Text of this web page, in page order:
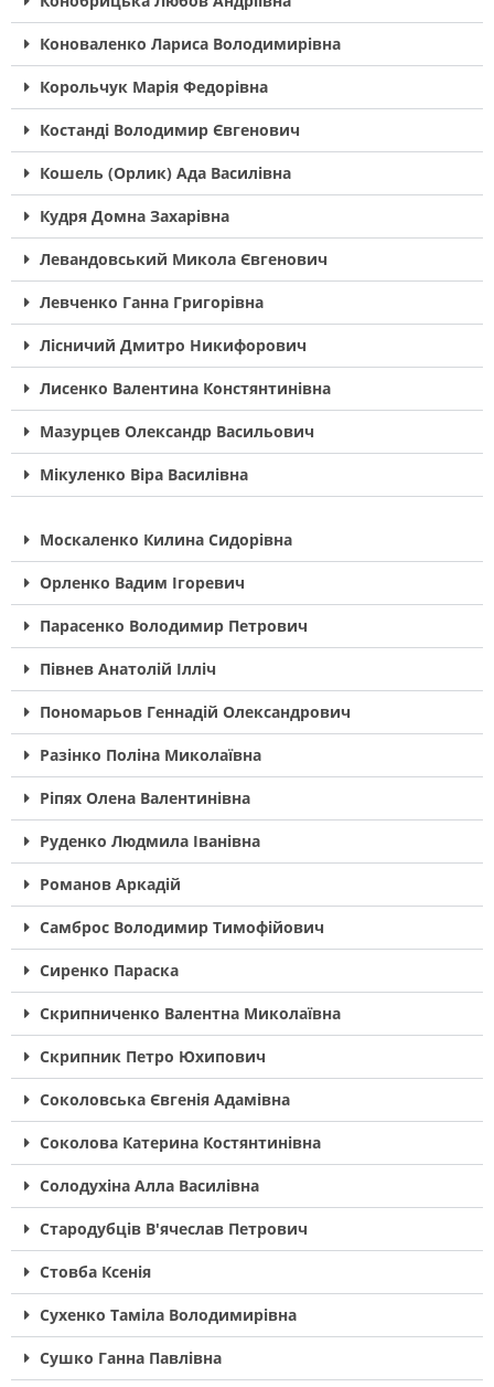
Коноваленко Лариса Володимирівна
Корольчук Марія Федорівна
Костанді Володимир Євгенович
Кошель (Орлик) Ада Василівна
Кудря Домна Захарівна
Левандовський Микола Євгенович
Левченко Ганна Григорівна
Лісничий Дмитро Никифорович
Лисенко Валентина Констянтинівна
Мазурцев Олександр Васильович
Мікуленко Віра Василівна
Москаленко Килина Сидорівна
Орленко Вадим Ігоревич
Парасенко Володимир Петрович
Півнев Анатолій Ілліч
Пономарьов Геннадій Олександрович
Разінко Поліна Миколаївна
Ріпях Олена Валентинівна
Руденко Людмила Іванівна
Романов Аркадій
Самброс Володимир Тимофійович
Сиренко Параска
Скрипниченко Валентна Миколаївна
Скрипник Петро Юхипович
Соколовська Євгенія Адамівна
Соколова Катерина Костянтинівна
Солодухіна Алла Василівна
Стародубців В'ячеслав Петрович
Стовба Ксенія
Сухенко Таміла Володимирівна
Сушко Ганна Павлівна